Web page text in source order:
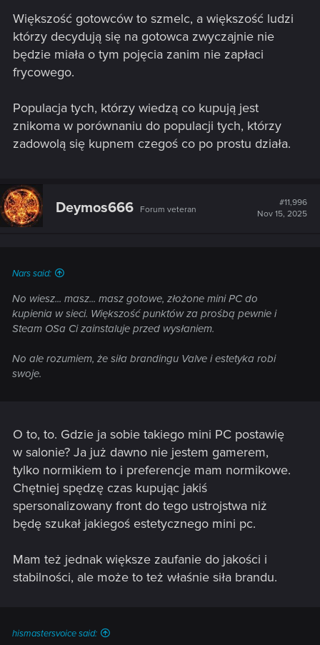
Większość gotowców to szmelc, a większość ludzi
którzy decydują się na gotowca zwyczajnie nie
będzie miała o tym pojęcia zanim nie zapłaci
frycowego.
Populacja tych, którzy wiedzą co kupują jest
znikoma w porównaniu do populacji tych, którzy
zadowolą się kupnem czegoś co po prostu działa.
Deymos666 Forum veteran
#11,996
Nov 15, 2025
Nars said:
No wiesz... masz... masz gotowe, złożone mini PC do
kupienia w sieci. Większość punktów za prośbą pewnie i
Steam OSa Ci zainstaluje przed wysłaniem.
No ale rozumiem, że siła brandingu Valve i estetyka robi
swoje.
O to, to. Gdzie ja sobie takiego mini PC postawię
w salonie? Ja już dawno nie jestem gamerem,
tylko normikiem to i preferencje mam normikowe.
Chętniej spędzę czas kupując jakiś
spersonalizowany front do tego ustrojstwa niż
będę szukał jakiegoś estetycznego mini pc.
Mam też jednak większe zaufanie do jakości i
stabilności, ale może to też właśnie siła brandu.
hismastersvoice said: